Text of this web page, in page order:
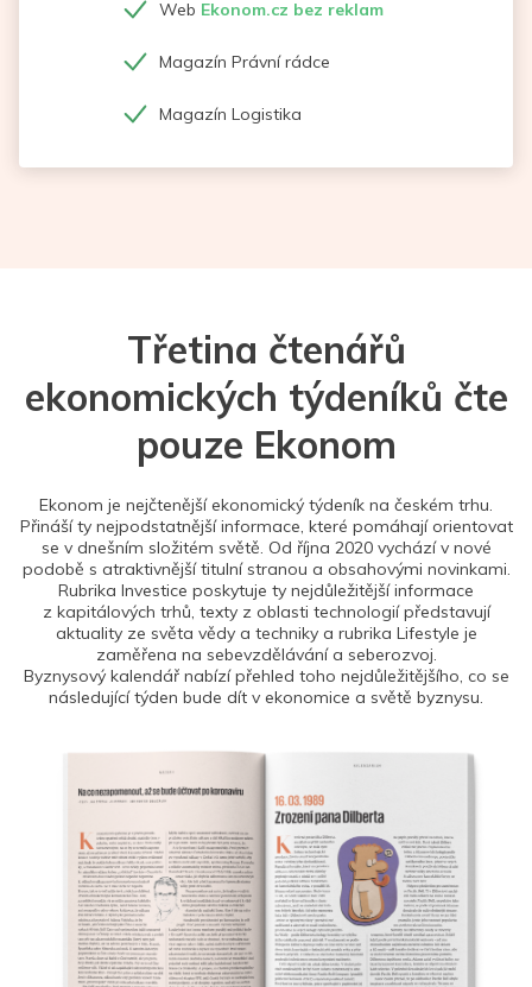
Web Ekonom.cz bez reklam
Magazín Právní rádce
Magazín Logistika
Třetina čtenářů
ekonomických týdeníků čte
pouze Ekonom
Ekonom je nejčtenější ekonomický týdeník na českém trhu.
Přináší ty nejpodstatnější informace, které pomáhají orientovat
se v dnešním složitém světě. Od října 2020 vychází v nové
podobě s atraktivnější titulní stranou a obsahovými novinkami.
Rubrika Investice poskytuje ty nejdůležitější informace
z kapitálových trhů, texty z oblasti technologií představují
aktuality ze světa vědy a techniky a rubrika Lifestyle je
zaměřena na sebevzdělávání a seberozvoj.
Byznysový kalendář nabízí přehled toho nejdůležitějšího, co se
následující týden bude dít v ekonomice a světě byznysu.